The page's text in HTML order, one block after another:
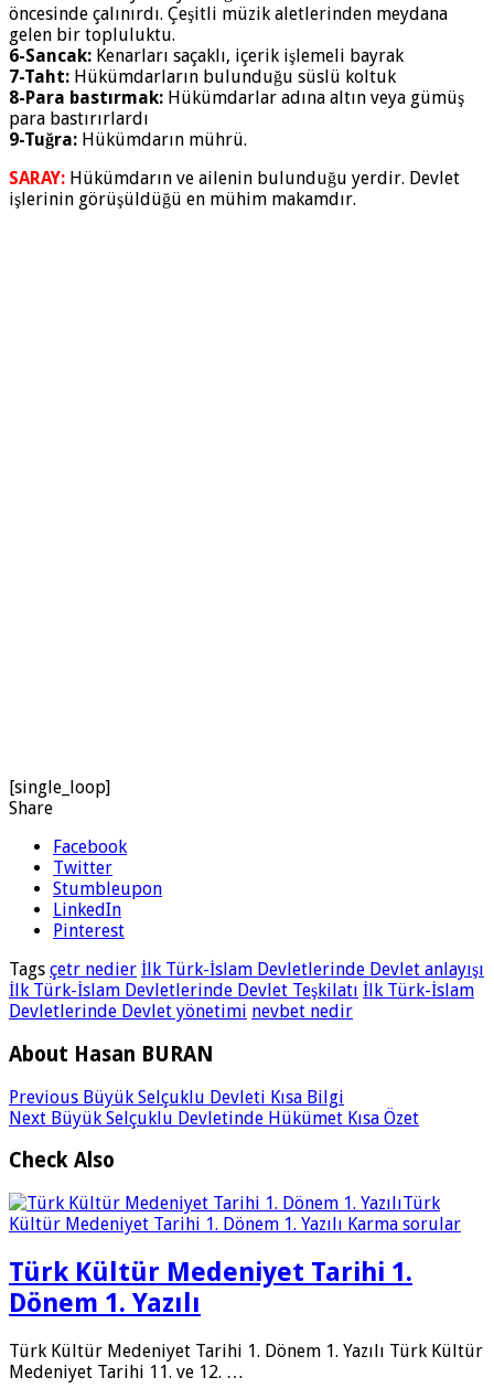
öncesinde çalınırdı. Çeşitli müzik aletlerinden meydana
gelen bir topluluktu.
6-Sancak: Kenarları saçaklı, içerik işlemeli bayrak
7-Taht: Hükümdarların bulunduğu süslü koltuk
8-Para bastırmak: Hükümdarlar adına altın veya gümüş
para bastırırlardı
9-Tuğra: Hükümdarın mührü.
SARAY: Hükümdarın ve ailenin bulunduğu yerdir. Devlet
işlerinin görüşüldüğü en mühim makamdır.
[single_loop]
Share
Facebook
Twitter
Stumbleupon
LinkedIn
Pinterest
Tags çetr nedier İlk Türk-İslam Devletlerinde Devlet anlayışı
İlk Türk-İslam Devletlerinde Devlet Teşkilatı İlk Türk-İslam
Devletlerinde Devlet yönetimi nevbet nedir
About Hasan BURAN
Previous Büyük Selçuklu Devleti Kısa Bilgi
Next Büyük Selçuklu Devletinde Hükümet Kısa Özet
Check Also
Türk Kültür Medeniyet Tarihi 1.
Dönem 1. Yazılı
Türk Kültür Medeniyet Tarihi 1. Dönem 1. Yazılı Türk Kültür
Medeniyet Tarihi 11. ve 12. …